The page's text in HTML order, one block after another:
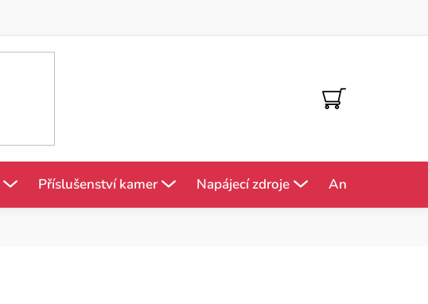
NÁKUPNÍ
KOŠÍK
Příslušenství kamer Napájecí zdroje Antény